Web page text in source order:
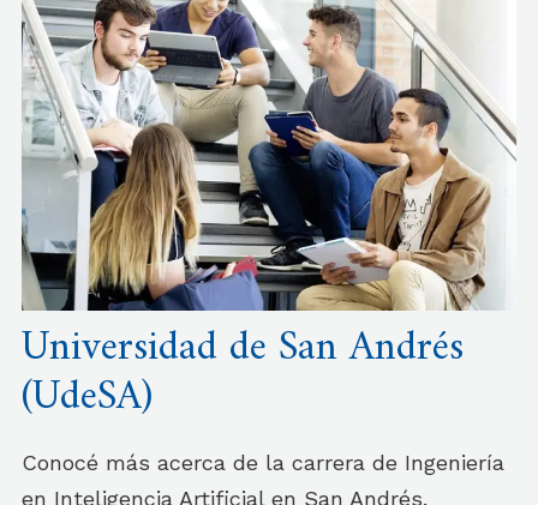
Universidad de San Andrés
(UdeSA)
Conocé más acerca de la carrera de Ingeniería
en Inteligencia Artificial en San Andrés.